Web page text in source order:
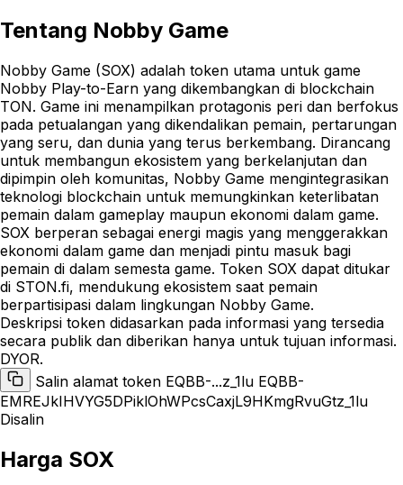
Tentang Nobby Game
Nobby Game (SOX) adalah token utama untuk game
Nobby Play-to-Earn yang dikembangkan di blockchain
TON. Game ini menampilkan protagonis peri dan berfokus
pada petualangan yang dikendalikan pemain, pertarungan
yang seru, dan dunia yang terus berkembang. Dirancang
untuk membangun ekosistem yang berkelanjutan dan
dipimpin oleh komunitas, Nobby Game mengintegrasikan
teknologi blockchain untuk memungkinkan keterlibatan
pemain dalam gameplay maupun ekonomi dalam game.
SOX berperan sebagai energi magis yang menggerakkan
ekonomi dalam game dan menjadi pintu masuk bagi
pemain di dalam semesta game. Token SOX dapat ditukar
di STON.fi, mendukung ekosistem saat pemain
berpartisipasi dalam lingkungan Nobby Game.
Deskripsi token didasarkan pada informasi yang tersedia
secara publik dan diberikan hanya untuk tujuan informasi.
DYOR.
Salin alamat token EQBB-...z_1lu EQBB-
EMREJkIHVYG5DPiklOhWPcsCaxjL9HKmgRvuGtz_1lu
Disalin
Harga SOX